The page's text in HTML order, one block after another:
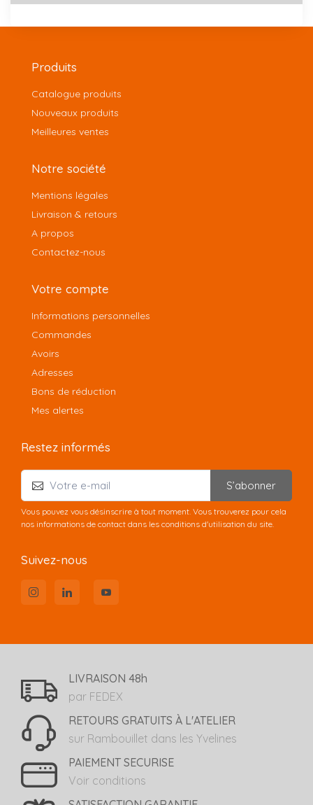
Produits
Catalogue produits
Nouveaux produits
Meilleures ventes
Notre société
Mentions légales
Livraison & retours
A propos
Contactez-nous
Votre compte
Informations personnelles
Commandes
Avoirs
Adresses
Bons de réduction
Mes alertes
Restez informés
S’abonner
Vous pouvez vous désinscrire à tout moment. Vous trouverez pour cela
nos informations de contact dans les conditions d'utilisation du site.
Suivez-nous
LIVRAISON 48h
par FEDEX
RETOURS GRATUITS À L'ATELIER
sur Rambouillet dans les Yvelines
PAIEMENT SECURISE
Voir conditions